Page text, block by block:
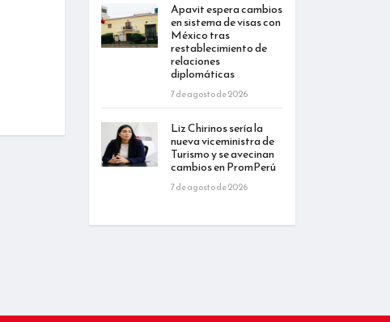
Apavit espera cambios
en sistema de visas con
México tras
restablecimiento de
relaciones
diplomáticas
7 de agosto de 2026
Liz Chirinos sería la
nueva viceministra de
Turismo y se avecinan
cambios en PromPerú
7 de agosto de 2026